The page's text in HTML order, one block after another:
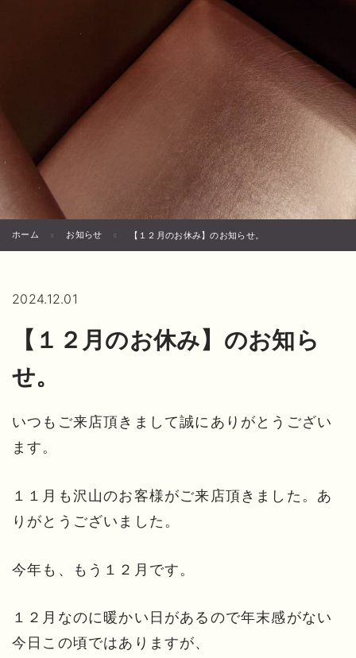
ホーム お知らせ 【１２月のお休み】のお知らせ。
2024.12.01
【１２月のお休み】のお知ら
せ。
いつもご来店頂きまして誠にありがとうござい
ます。
１１月も沢山のお客様がご来店頂きました。あ
りがとうございました。
今年も、もう１２月です。
１２月なのに暖かい日があるので年末感がない
今日この頃ではありますが、